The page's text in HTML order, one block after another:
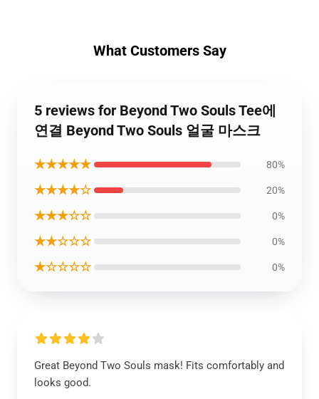
What Customers Say
5 reviews for Beyond Two Souls Tee에
연결 Beyond Two Souls 얼굴 마스크
★★★★★ 80%
★★★★☆ 20%
★★★☆☆ 0%
★★☆☆☆ 0%
★☆☆☆☆ 0%
Great Beyond Two Souls mask! Fits comfortably and
looks good.